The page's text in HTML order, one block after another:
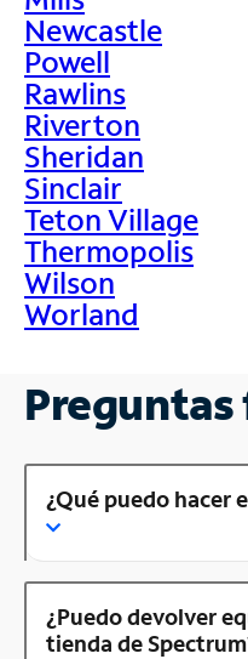
Newcastle
Powell
Rawlins
Riverton
Sheridan
Sinclair
Teton Village
Thermopolis
Wilson
Worland
¿Qué puedo hacer
¿Puedo devolver
tienda de